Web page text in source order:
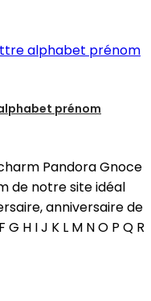
prénom
Pandora Gnoce
de notre site idéal
anniversaire de
H I J K L M N O P Q R